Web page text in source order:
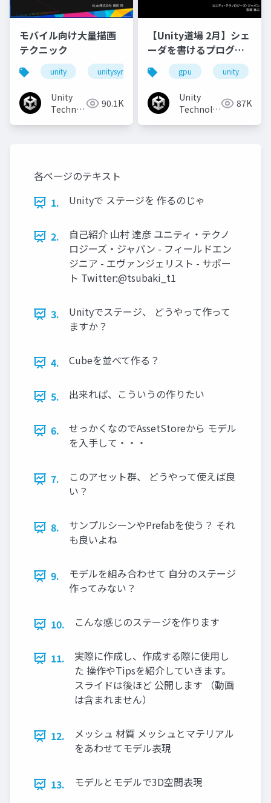
モバイル向け大量描画
テクニック
unity unitysync
Unity
Technologies90.1K
【Unity道場 2月】シェ
ーダを書けるプログラ
マになろう
gpu unity
Unity
Technologies 87K
各ページのテキスト
1.
Unityで ステージを 作るのじゃ
2.
⾃⼰紹介 ⼭村 達彦 ユニティ・テクノ
ロジーズ・ジャパン - フィールドエン
ジニア - エヴァンジェリスト - サポー
ト Twitter:@tsubaki_t1
3.
Unityでステージ、 どうやって作って
ますか？
4. Cubeを並べて作る？
5. 出来れば、こういうの作りたい
6.
せっかくなのでAssetStoreから モデル
を⼊⼿して・・・
7.
このアセット群、 どうやって使えば良
い？
8.
サンプルシーンやPrefabを使う？ それ
も良いよね
9.
モデルを組み合わせて ⾃分のステージ
作ってみない？
10. こんな感じのステージを作ります
11.
実際に作成し、作成する際に使⽤し
た 操作やTipsを紹介していきます。
スライドは後ほど 公開します （動画
は含まれません）
12.
メッシュ 材質 メッシュとマテリアル
をあわせてモデル表現
13. モデルとモデルで3D空間表現